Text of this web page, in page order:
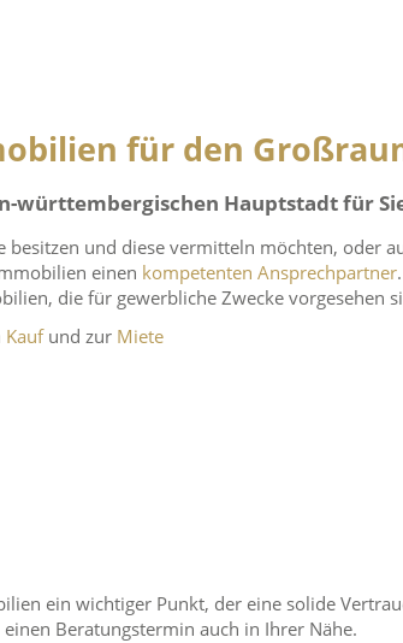
für den
württembergischen Hauptstadt für
und diese vermitteln möchten, oder
einen kompetenten Ansprechpartner
die für gewerbliche Zwecke vorgesehen
Kaufund zur Miete
ein wichtiger Punkt, der eine solide
Beratungstermin auch in Ihrer Nähe.